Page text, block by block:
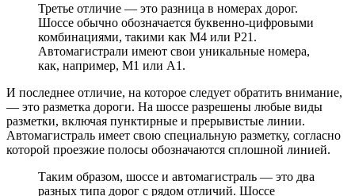
Третье отличие — это разница в номерах дорог.
Шоссе обычно обозначается буквенно-цифровыми
комбинациями, такими как М4 или Р21.
Автомагистрали имеют свои уникальные номера,
как, например, М1 или А1.
И последнее отличие, на которое следует обратить внимание,
— это разметка дороги. На шоссе разрешены любые виды
разметки, включая пунктирные и прерывистые линии.
Автомагистраль имеет свою специальную разметку, согласно
которой проезжие полосы обозначаются сплошной линией.
Таким образом, шоссе и автомагистраль — это два
разных типа дорог с рядом отличий. Шоссе